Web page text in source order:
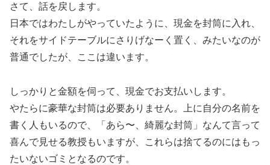
さて、話を戻します。
日本ではわたしがやっていたように、現金を封筒に入れ、
それをサイドテーブルにさりげなーく置く、みたいなのが
普通でしたが、ここは違います。
しっかりと金額を伺って、現金でお支払いします。
やたらに豪華な封筒は必要ありません。上に自分の名前を
書く人もいるので、「あら〜、綺麗な封筒」なんて言って
喜んで見せる教授もいますが、これらは捨てるのにはもっ
たいないゴミとなるのです。